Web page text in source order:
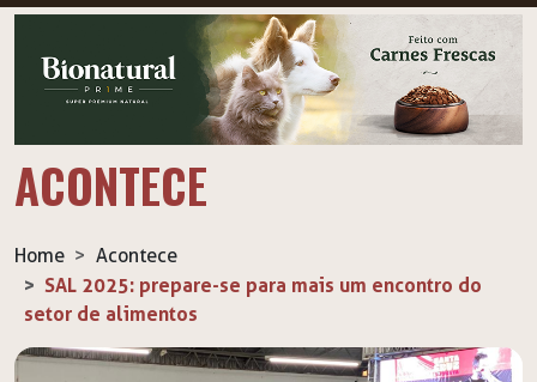
ACONTECE
Home Acontece
SAL 2025: prepare-se para mais um encontro do
setor de alimentos